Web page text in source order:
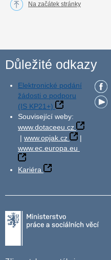
Na začátek stránky
Důležité odkazy
Elektronické podání
žádosti o podporu
(IS KP21+)
Související weby:
www.dotaceeu.cz
| www.opjak.cz
|
www.ec.europa.eu
Kariéra